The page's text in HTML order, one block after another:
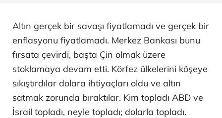
Altın gerçek bir savaşı fiyatlamadı ve gerçek bir
enflasyonu fiyatlamadı. Merkez Bankası bunu
fırsata çevirdi, başta Çin olmak üzere
stoklamaya devam etti. Körfez ülkelerini köşeye
sıkıştırdılar dolara ihtiyaçları oldu ve altın
satmak zorunda bıraktılar. Kim topladı ABD ve
İsrail topladı, neyle topladı; dolarla topladı.